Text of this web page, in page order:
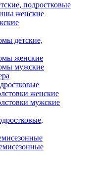
подростковые
женские
детские,
женские
мужские
женские
мужские